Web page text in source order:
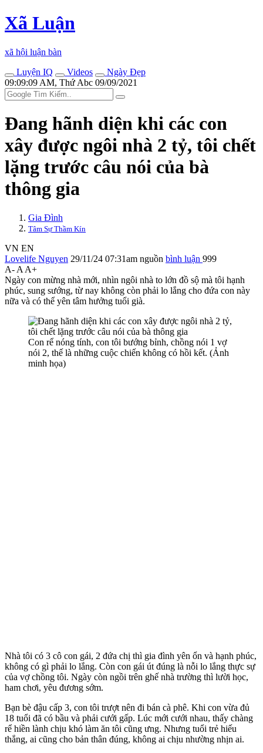
Xã Luận
xã hội luận bàn
Luyện IQ
Videos
Ngày Đẹp
09:09:09 AM, Thứ Abc 09/09/2021
Đang hãnh diện khi các con
xây được ngôi nhà 2 tỷ, tôi chết
lặng trước câu nói của bà
thông gia
Gia Đình
Tâm Sự Thầm Kín
VN EN
Lovelife Nguyen 29/11/24 07:31am nguồn bình luận 999
A- A A+
Ngày con mừng nhà mới, nhìn ngôi nhà to lớn đồ sộ mà tôi hạnh
phúc, sung sướng, từ nay không còn phải lo lắng cho đứa con này
nữa và có thể yên tâm hưởng tuổi già.
Con rể nóng tính, con tôi bướng bỉnh, chồng nói 1 vợ
nói 2, thế là những cuộc chiến không có hồi kết. (Ảnh
minh họa)
Nhà tôi có 3 cô con gái, 2 đứa chị thì gia đình yên ổn và hạnh phúc,
không có gì phải lo lắng. Còn con gái út đúng là nỗi lo lắng thực sự
của vợ chồng tôi. Ngày còn ngồi trên ghế nhà trường thì lười học,
ham chơi, yêu đương sớm.
Bạn bè đậu cấp 3, con tôi trượt nên đi bán cà phê. Khi con vừa đủ
1‌8 tuổ‌i đã có bầu và phải cưới gấp. Lúc mới cưới nhau, thấy chàng
rể hiền lành chịu khó làm ăn tôi cũng ưng. Nhưng tuổi trẻ hiếu
thắng, ai cũng cho bản thân đúng, không ai chịu nhường nhịn ai.